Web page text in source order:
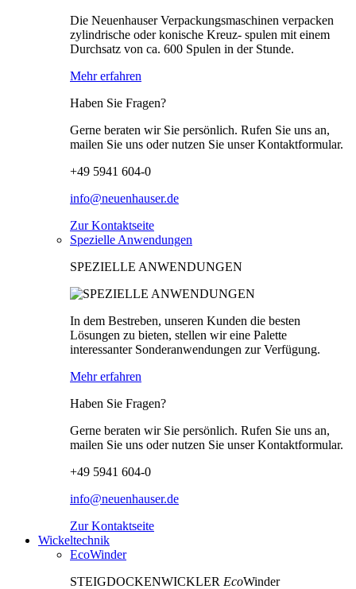
Die Neuenhauser Verpackungsmaschinen verpacken
zylindrische oder konische Kreuz- spulen mit einem
Durchsatz von ca. 600 Spulen in der Stunde.
Mehr erfahren
Haben Sie Fragen?
Gerne beraten wir Sie persönlich. Rufen Sie uns an,
mailen Sie uns oder nutzen Sie unser Kontaktformular.
+49 5941 604-0
info@neuenhauser.de
Zur Kontaktseite
Spezielle Anwendungen
SPEZIELLE ANWENDUNGEN
In dem Bestreben, unseren Kunden die besten
Lösungen zu bieten, stellen wir eine Palette
interessanter Sonderanwendungen zur Verfügung.
Mehr erfahren
Haben Sie Fragen?
Gerne beraten wir Sie persönlich. Rufen Sie uns an,
mailen Sie uns oder nutzen Sie unser Kontaktformular.
+49 5941 604-0
info@neuenhauser.de
Zur Kontaktseite
Wickeltechnik
EcoWinder
STEIGDOCKENWICKLER EcoWinder